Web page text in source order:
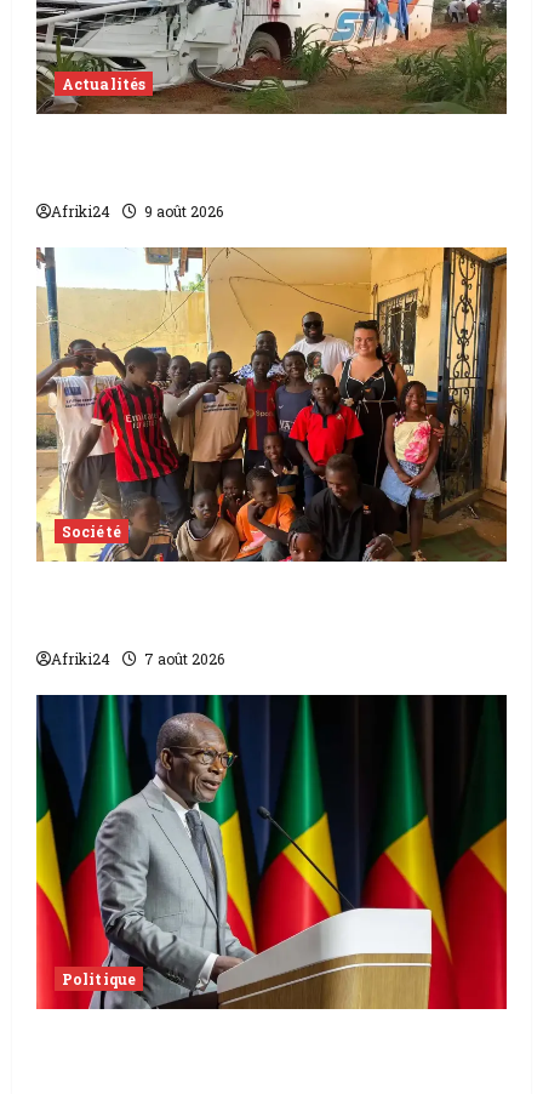
Actualités
Afriki24 9 août 2026
Société
Afriki24 7 août 2026
Politique